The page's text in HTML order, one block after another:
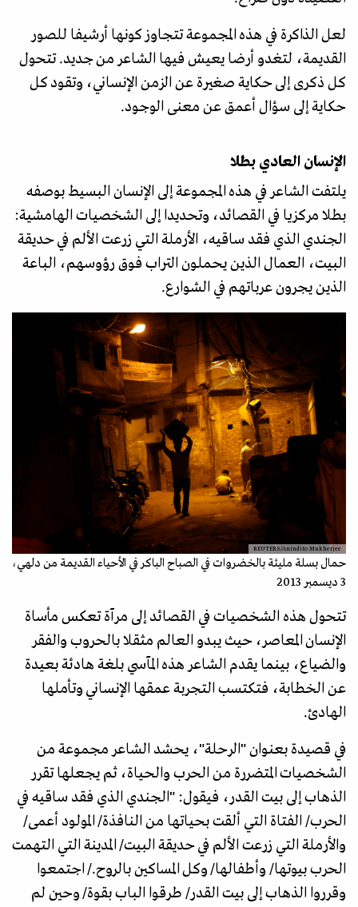
لعل الذاكرة في هذه المجموعة تتجاوز كونها أرشيفا للصور
القديمة، لتغدو أرضا يعيش فيها الشاعر من جديد. تتحول
كل ذكرى إلى حكاية صغيرة عن الزمن الإنساني، وتقود كل
حكاية إلى سؤال أعمق عن معنى الوجود.
الإنسان العادي بطلا
يلتفت الشاعر في هذه المجموعة إلى الإنسان البسيط بوصفه
بطلا مركزيا في القصائد، وتحديدا إلى الشخصيات الهامشية:
الجندي الذي فقد ساقيه، الأرملة التي زرعت الألم في حديقة
البيت، العمال الذين يحملون التراب فوق رؤوسهم، الباعة
الذين يجرون عرباتهم في الشوارع.
REUTERS/Anindito Mukherjee
حمال بسلة مليئة بالخضروات في الصباح الباكر في الأحياء القديمة من دلهي،
3 ديسمبر 2013
تتحول هذه الشخصيات في القصائد إلى مرآة تعكس مأساة
الإنسان المعاصر، حيث يبدو العالم مثقلا بالحروب والفقر
والضياع، بينما يقدم الشاعر هذه المآسي بلغة هادئة بعيدة
عن الخطابة، فتكتسب التجربة عمقها الإنساني وتأملها
الهادئ.
في قصيدة بعنوان "الرحلة"، يحشد الشاعر مجموعة من
الشخصيات المتضررة من الحرب والحياة، ثم يجعلها تقرر
الذهاب إلى بيت القدر، فيقول: "الجندي الذي فقد ساقيه في
الحرب/ الفتاة التي ألقت بحياتها من النافذة/ المولود أعمى/
والأرملة التي زرعت الألم في حديقة البيت/ المدينة التي التهمت
الحرب بيوتها/ وأطفالها/ وكل المساكين بالروح./ اجتمعوا
وقرروا الذهاب إلى بيت القدر/ طرقوا الباب بقوة/ وحين لم